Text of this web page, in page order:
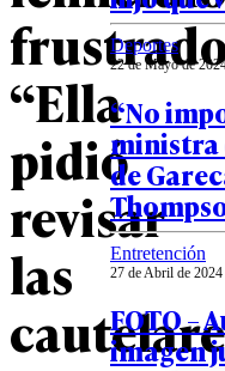
“Ella
pidió
revisar
las
Deportes
22 de Mayo de
“No
ministra
de
Entretención
27 de Abril de 2024
FOTO –
imagen